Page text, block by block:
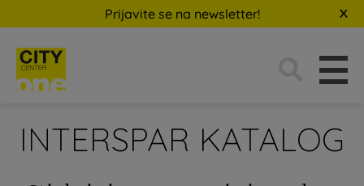
Prijavite se na newsletter!
INTERSPAR KATALOG